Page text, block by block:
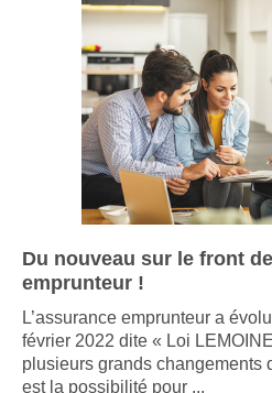
Du nouveau sur le front de
emprunteur !
L’assurance emprunteur a
février 2022 dite « Loi
plusieurs grands changements